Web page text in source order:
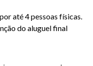
até 4 pessoas físicas.
do aluguel final